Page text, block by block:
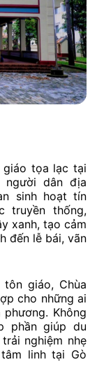
giáo tọa lạc tại
người dân địa
sinh hoạt tín
truyền thống,
xanh, tạo cảm
đến lễ bái, vãn
giáo, Chùa
cho những ai
Không
phần giúp du
nghiệm nhẹ
linh tại Gò